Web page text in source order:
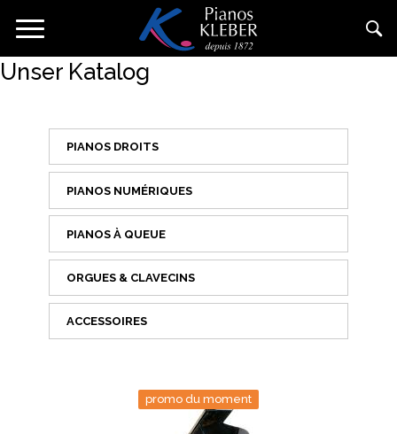
zum Navigation
Unser Katalog
PIANOS DROITS
PIANOS NUMÉRIQUES
PIANOS À QUEUE
ORGUES & CLAVECINS
ACCESSOIRES
promo du moment